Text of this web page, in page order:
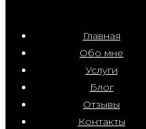
Главная
Обо мне
Услуги
Блог
Отзывы
Контакты